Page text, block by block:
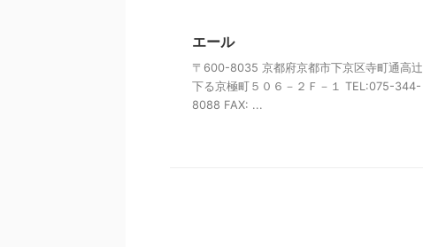
エール
〒600-8035 京都府京都市下京区寺町通高辻
下る京極町５０６－２Ｆ－１ TEL:075-344-
8088 FAX: ...